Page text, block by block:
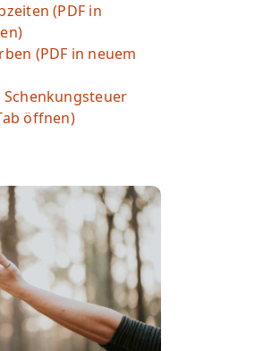
(PDF in
(PDF in neuem
öffnen)